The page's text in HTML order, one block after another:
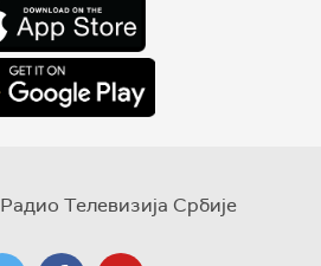
Радио Телевизија Србије